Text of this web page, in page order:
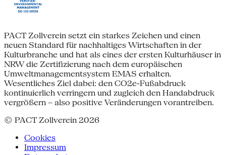
PACT Zollverein setzt ein starkes Zeichen und einen
neuen Standard für nachhaltiges Wirtschaften in der
Kulturbranche und hat als eines der ersten Kulturhäuser in
NRW die Zertifizierung nach dem europäischen
Umweltmanagementsystem EMAS erhalten.
Wesentliches Ziel dabei: den CO2e-Fußabdruck
kontinuierlich verringern und zugleich den Handabdruck
vergrößern – also positive Veränderungen vorantreiben.
© PACT Zollverein 2026
Cookies
Impressum